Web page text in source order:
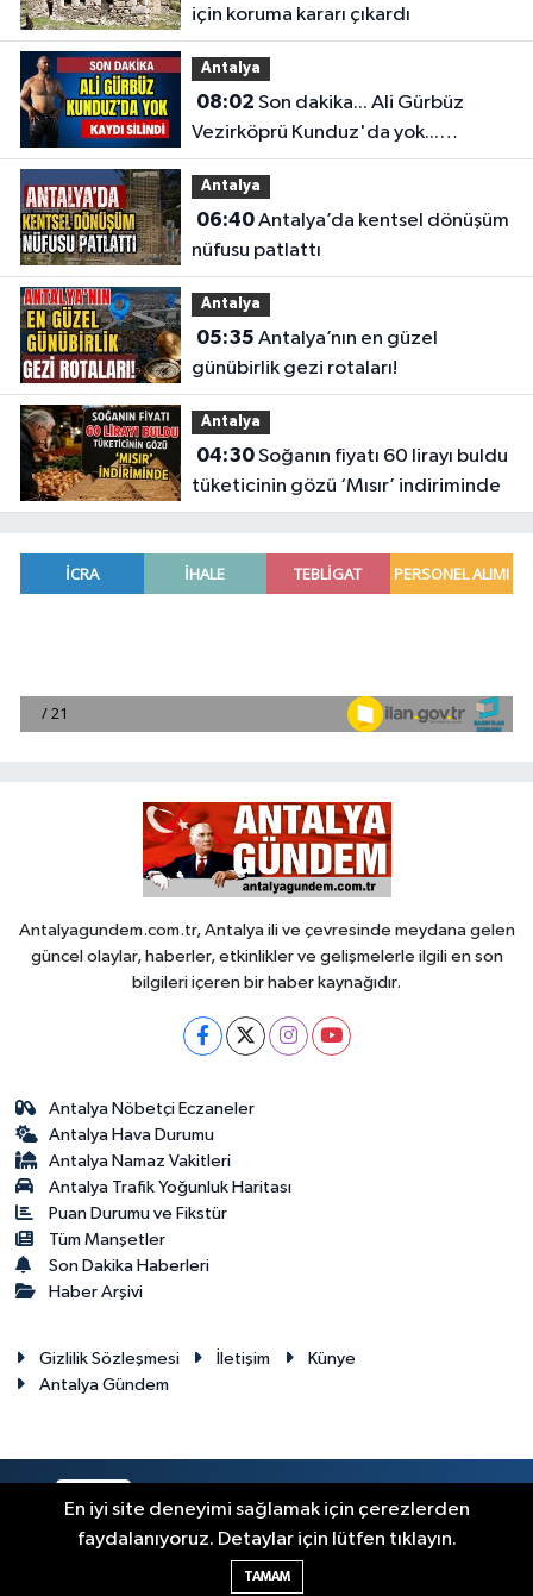
için koruma kararı çıkardı
Antalya
08:02
Vezirköprü Kunduz'da yok...
Antalyalı başpehlivanın ismi
sistemden silindi
Antalya
06:40Antalya’da kentsel dönüşüm
nüfusu patlattı
Antalya
05:35
günübirlik gezi rotaları!
Antalya
04:30Soğanın fiyatı 60 lirayı buldu
tüketicinin gözü ‘Mısır’ indiriminde
Antalyagundem.com.tr, Antalya ili ve çevresinde meydana gelen
güncel olaylar, haberler, etkinlikler ve gelişmelerle ilgili en son
bilgileri içeren bir haber kaynağıdır.
Antalya Nöbetçi Eczaneler
Antalya Hava Durumu
Antalya Namaz Vakitleri
Antalya Trafik Yoğunluk Haritası
Puan Durumu ve Fikstür
Tüm Manşetler
Son Dakika Haberleri
Haber Arşivi
Gizlilik Sözleşmesi İletişim
Künye
Antalya Gündem
Haber Yazılımı:
En iyi site deneyimi sağlamak için çerezlerden
faydalanıyoruz. Detaylar için lütfen tıklayın.
TAMAM